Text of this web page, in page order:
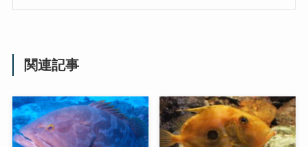
関連記事